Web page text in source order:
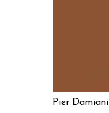
Pier Damiani